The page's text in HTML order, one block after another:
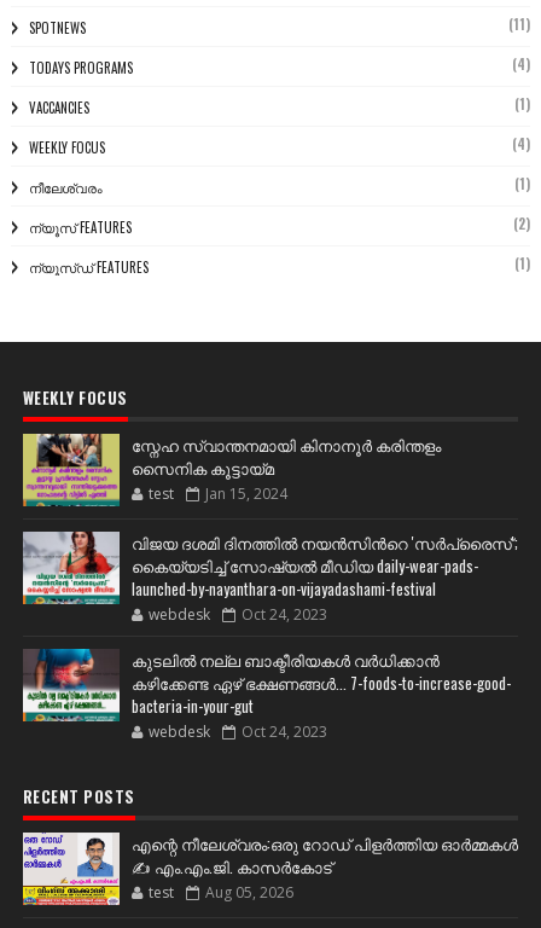
SPOTNEWS (11)
TODAYS PROGRAMS (4)
VACCANCIES (1)
WEEKLY FOCUS (4)
നീലേശ്വരം (1)
ന്യൂസ് FEATURES (2)
ന്യൂസ്ഡ് FEATURES (1)
WEEKLY FOCUS
സ്നേഹ സ്വാന്തനമായി കിനാനൂർ കരിന്തളം
സൈനിക കൂട്ടായ്മ
test Jan 15, 2024
വിജയ ദശമി ദിനത്തില്‍ നയന്‍സിന്‍റെ 'സര്‍പ്രൈസ്';
കൈയ്യടിച്ച് സോഷ്യല്‍ മീഡിയ daily-wear-pads-
launched-by-nayanthara-on-vijayadashami-festival
webdesk Oct 24, 2023
കുടലിൽ നല്ല ബാക്ടീരിയകൾ വര്‍ധിക്കാന്‍
കഴിക്കേണ്ട ഏഴ് ഭക്ഷണങ്ങള്‍... 7-foods-to-increase-good-
bacteria-in-your-gut
webdesk Oct 24, 2023
RECENT POSTS
എന്റെ നീലേശ്വരം:ഒരു റോഡ് പിളർത്തിയ ഓർമ്മകൾ
✍️ എം.എം.ജി. കാസർകോട്
test Aug 05, 2026